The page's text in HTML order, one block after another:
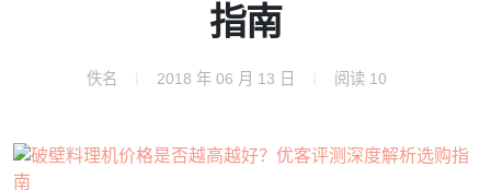
指南
佚名 2018 年 06 月 13 日 阅读 10